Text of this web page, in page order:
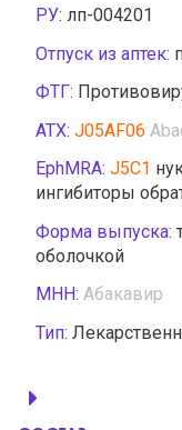
РУ: лп-004201
Отпуск из аптек:
ФТГ:
АТХ: J05AF06
EphMRA: J5C1
ингибиторы
Форма выпуска:
оболочкой
МНН: Абакавир
Тип: